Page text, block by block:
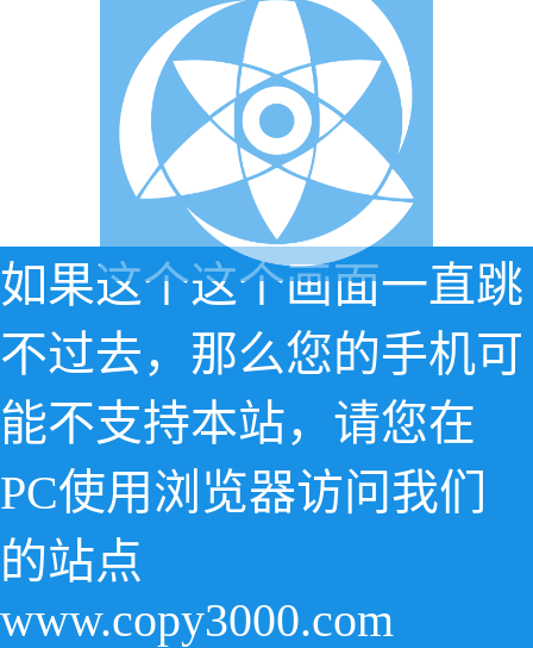
如果这个这个画面一直跳
不过去，那么您的手机可
能不支持本站，请您在
PC使用浏览器访问我们
的站点
www.copy3000.com